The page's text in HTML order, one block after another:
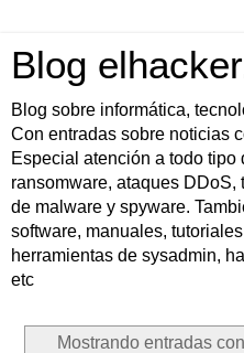
Blog
Blog sobre informática,
Con entradas sobre noticias
Especial atención a todo tipo
ransomware, ataques
de malware y spyware.
software, manuales,
herramientas de sysadmin,
etc
Mostrando entradas